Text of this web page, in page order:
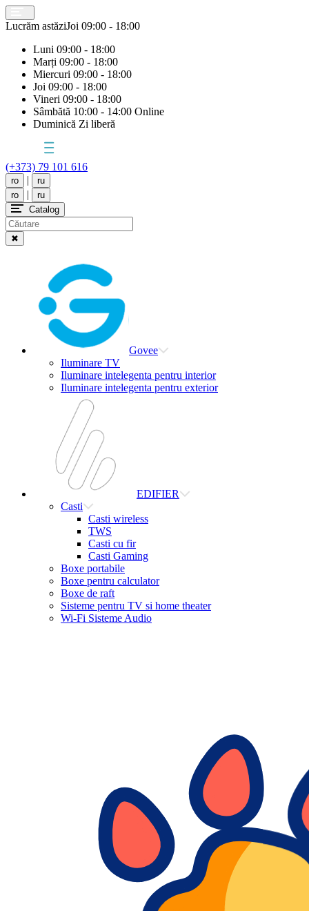
Lucrăm astăziJoi 09:00 - 18:00
Luni 09:00 - 18:00
Marți 09:00 - 18:00
Miercuri 09:00 - 18:00
Joi 09:00 - 18:00
Vineri 09:00 - 18:00
Sâmbătă 10:00 - 14:00 Online
Duminică Zi liberă
(+373) 79 101 616
ro |
ru
ro
|
ru
Catalog
✖
Govee
Iluminare TV
Iluminare intelegenta pentru interior
Iluminare intelegenta pentru exterior
EDIFIER
Casti
Casti wireless
TWS
Casti cu fir
Casti Gaming
Boxe portabile
Boxe pentru calculator
Boxe de raft
Sisteme pentru TV si home theater
Wi-Fi Sisteme Audio